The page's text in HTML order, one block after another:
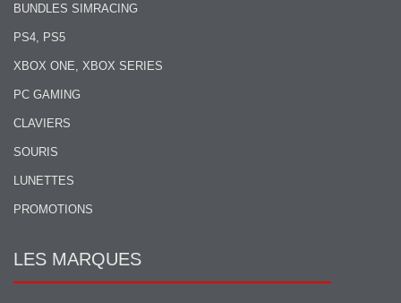
BUNDLES SIMRACING
PS4, PS5
XBOX ONE, XBOX SERIES
PC GAMING
CLAVIERS
SOURIS
LUNETTES
PROMOTIONS
LES MARQUES